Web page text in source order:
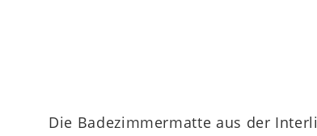
Die Badezimmermatte aus der